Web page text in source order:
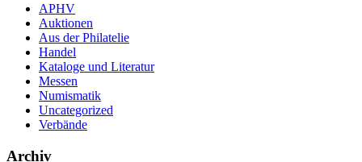
APHV
Auktionen
Aus der Philatelie
Handel
Kataloge und Literatur
Messen
Numismatik
Uncategorized
Verbände
Archiv